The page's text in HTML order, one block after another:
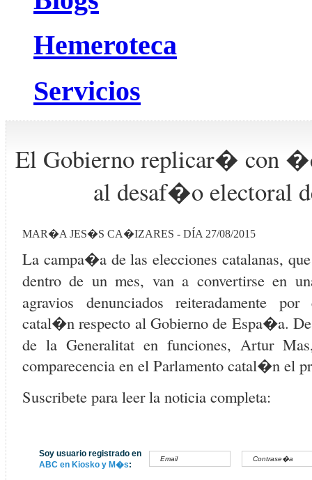
Hemeroteca
Servicios
El Gobierno replicar� con
al desaf�o electoral
MAR�A JES�S CA�IZARES - DÍA 27/08/2015
La campa�a de las elecciones catalanas,
dentro de un mes, van a convertirse en
agravios denunciados reiteradamente por
catal�n respecto al Gobierno de Espa�a.
de la Generalitat en funciones, Artur
comparecencia en el Parlamento catal�n el
Suscribete para leer la noticia completa:
Soy usuario registrado en
ABC en Kiosko y M�s: